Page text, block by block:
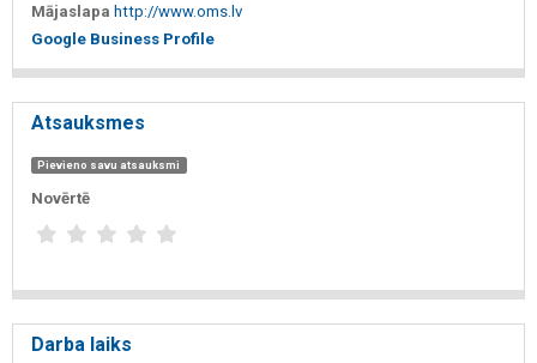
Mājaslapa http://www.oms.lv
Google Business Profile
Atsauksmes
Pievieno savu atsauksmi
Novērtē
Darba laiks